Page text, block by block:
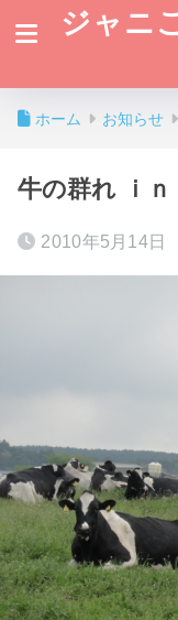
ジャニ
ホーム お知らせ
牛の群れ ｉｎ
2010年5月14日